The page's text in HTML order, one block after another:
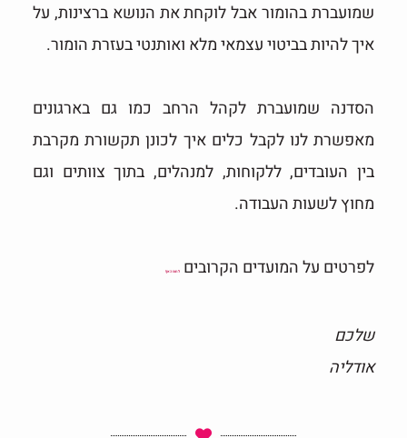
שמועברת בהומור אבל לוקחת את הנושא ברצינות, על
איך להיות בביטוי עצמאי מלא ואותנטי בעזרת הומור.
הסדנה שמועברת לקהל הרחב כמו גם בארגונים
מאפשרת לנו לקבל כלים איך לכונן תקשורת מקרבת
בין העובדים, ללקוחות, למנהלים, בתוך צוותים וגם
מחוץ לשעות העבודה.
לפרטים על המועדים הקרובים לחצו כאן!
שלכם
אודליה